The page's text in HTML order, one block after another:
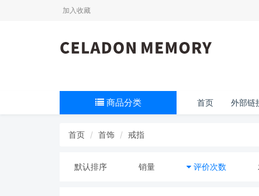
加入收藏
商品分类 首页 外部链
首页 首饰 戒指
默认排序 销量 评价次数